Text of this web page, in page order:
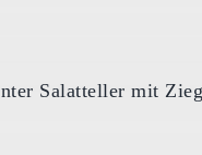
Salatteller mit